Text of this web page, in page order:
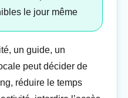
le jour même
un guide, un
peut décider de
réduire le temps